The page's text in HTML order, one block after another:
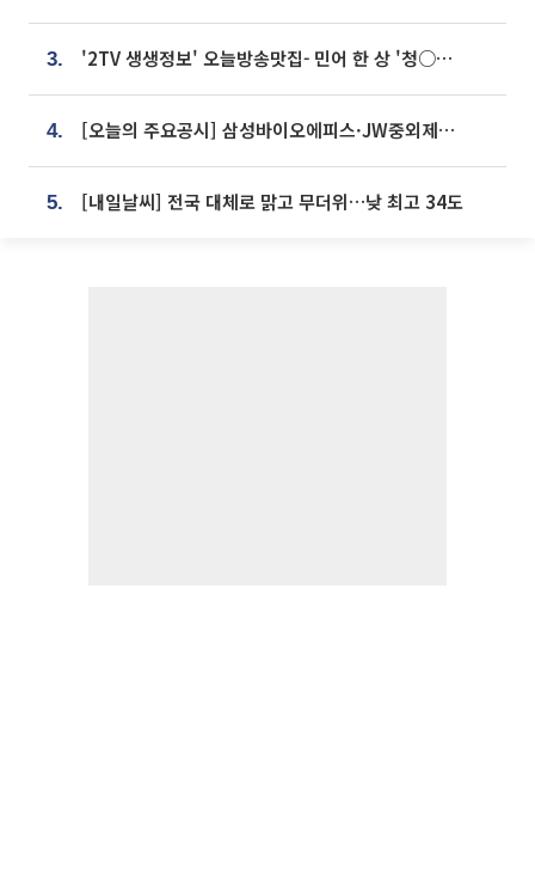
3. '2TV 생생정보' 오늘방송맛집- 민어 한 상 '청○○○' vs 전복 한 상 '명○'
4. [오늘의 주요공시] 삼성바이오에피스·JW중외제약·한미반도체·SK바이오사이언스 등
5. [내일날씨] 전국 대체로 맑고 무더위…낮 최고 34도